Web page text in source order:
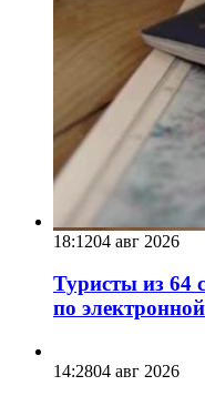
18:1204 авг 2026
Туристы из 64
по
14:2804 авг 2026